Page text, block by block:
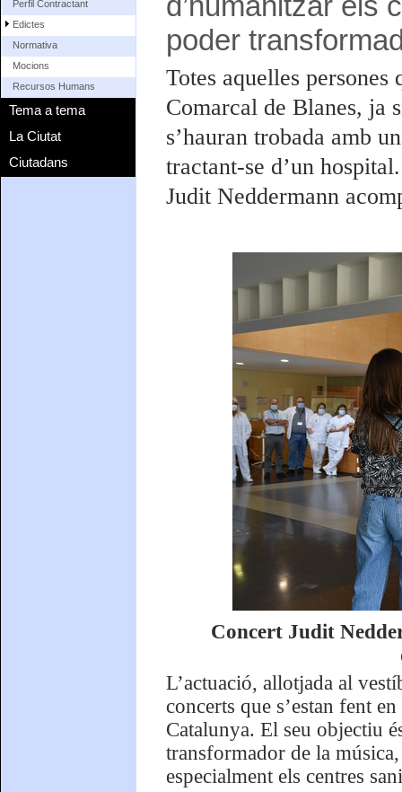
Perfil Contractant
Edictes
Normativa
Mocions
Recursos Humans
Tema a tema
La Ciutat
Ciutadans
poder
Totes aquelles
Comarcal de Blanes, ja
s’hauran trobada amb
tractant-se d’un
Judit Neddermann
Concert Judit
L’actuació, allotjada al
concerts que s’estan fent
Catalunya. El seu objectiu
transformador de la
especialment els centres